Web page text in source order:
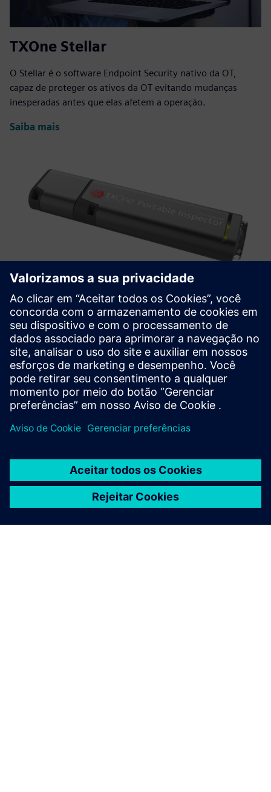
TXOne Stellar
O Stellar é o software Endpoint Security nativo da OT,
capaz de proteger os ativos da OT evitando mudanças
inesperadas antes que elas afetem a operação.
Saiba mais
TXOne Portable Inspector
O Portable Inspector é uma ferramenta nativa USB OT
portátil e sem instalação, com o objetivo de armar os
operadores de OT contra atos maliciosos.
Saiba mais